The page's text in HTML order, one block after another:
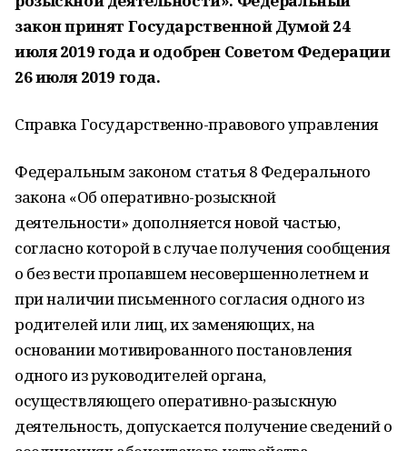
закон принят Государственной Думой 24
июля 2019 года и одобрен Советом Федерации
26 июля 2019 года.
Справка Государственно-правового управления
Федеральным законом статья 8 Федерального
закона «Об оперативно-розыскной
деятельности» дополняется новой частью,
согласно которой в случае получения сообщения
о без вести пропавшем несовершеннолетнем и
при наличии письменного согласия одного из
родителей или лиц, их заменяющих, на
основании мотивированного постановления
одного из руководителей органа,
осуществляющего оперативно-разыскную
деятельность, допускается получение сведений о